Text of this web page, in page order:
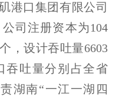
港口集团有限公司
司注册资本为104
，设计吞吐量6603
吞吐量分别占全省
湖南“一江一湖四